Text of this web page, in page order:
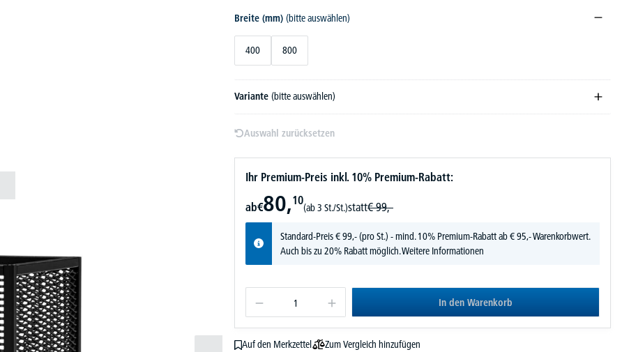
Breite (mm) (bitte auswählen)
400 800
Variante (bitte auswählen)
Auswahl zurücksetzen
Ihr Premium-Preis inkl. 10% Premium-Rabatt:
ab€80,10
(ab 3 St./St.)statt€ 99,-
Standard-Preis€99,-(pro St.) - mind. 10% Premium-Rabatt ab € 95,- Warenkorbwert.
Auch bis zu 20% Rabatt möglich.Weitere Informationen
In den Warenkorb
Auf den Merkzettel Zum Vergleich hinzufügen